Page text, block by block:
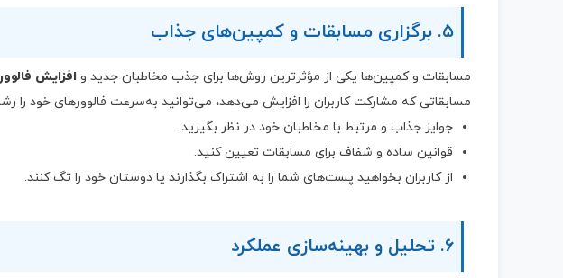
۵. برگزاری مسابقات و کمپین‌های جذاب
مسابقات و کمپین‌ها یکی از مؤثرترین روش‌ها برای جذب مخاطبان جدید و افزایش
مسابقاتی که مشارکت کاربران را افزایش می‌دهد، می‌توانید به‌سرعت فالوورهای خود را
جوایز جذاب و مرتبط با مخاطبان خود در نظر بگیرید.
قوانین ساده و شفاف برای مسابقات تعیین کنید.
از کاربران بخواهید پست‌های شما را به اشتراک بگذارند یا دوستان خود را تگ کنند.
۶. تحلیل و بهینه‌سازی عملکرد